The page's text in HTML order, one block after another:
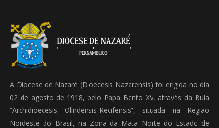
A Diocese de Nazaré (Dioecesis Nazarensis) foi erigida no dia
02 de agosto de 1918, pelo Papa Bento XV, através da Bula
“Archidioecesis Olindensis-Recifensis”, situada na Região
Nordeste do Brasil, na Zona da Mata Norte do Estado de